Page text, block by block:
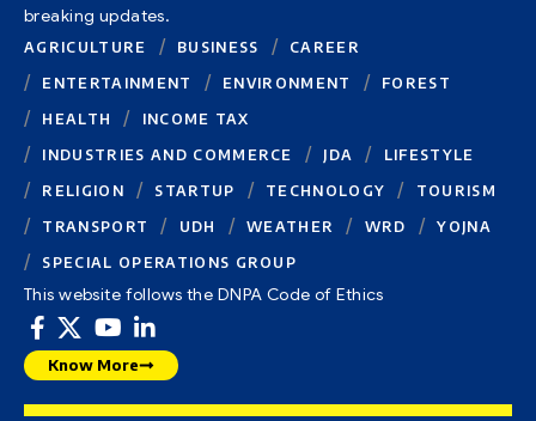
breaking updates.
AGRICULTURE BUSINESS
CAREER
ENTERTAINMENT
ENVIRONMENT
FOREST
HEALTH
INCOME TAX
INDUSTRIES AND COMMERCE
JDA
LIFESTYLE
RELIGION
STARTUP TECHNOLOGY
TOURISM
TRANSPORT
UDH WEATHER WRD
YOJNA
SPECIAL OPERATIONS GROUP
This website follows the DNPA Code of Ethics
Know More